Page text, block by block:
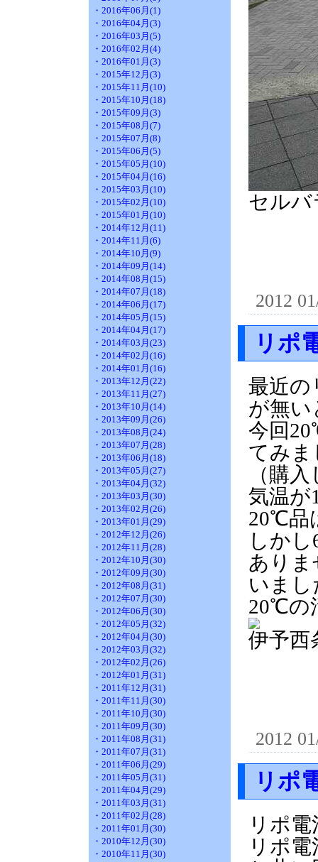
・2016年06月(1)
・2016年04月(3)
・2016年03月(5)
・2016年02月(4)
・2016年01月(3)
・2015年12月(3)
・2015年11月(10)
・2015年10月(18)
・2015年09月(3)
・2015年08月(7)
・2015年07月(8)
・2015年06月(5)
・2015年05月(10)
・2015年04月(16)
・2015年03月(10)
・2015年02月(10)
・2015年01月(10)
・2014年12月(11)
・2014年11月(6)
・2014年10月(9)
・2014年09月(14)
・2014年08月(15)
・2014年07月(18)
・2014年06月(17)
・2014年05月(15)
・2014年04月(17)
・2014年03月(23)
・2014年02月(16)
・2014年01月(16)
・2013年12月(22)
・2013年11月(27)
・2013年10月(14)
・2013年09月(26)
・2013年08月(24)
・2013年07月(28)
・2013年06月(18)
・2013年05月(27)
・2013年04月(32)
・2013年03月(30)
・2013年02月(26)
・2013年01月(29)
・2012年12月(26)
・2012年11月(28)
・2012年10月(30)
・2012年09月(30)
・2012年08月(31)
・2012年07月(30)
・2012年06月(30)
・2012年05月(32)
・2012年04月(30)
・2012年03月(32)
・2012年02月(26)
・2012年01月(31)
・2011年12月(31)
・2011年11月(30)
・2011年10月(30)
・2011年09月(30)
・2011年08月(31)
・2011年07月(31)
・2011年06月(29)
・2011年05月(31)
・2011年04月(29)
・2011年03月(31)
・2011年02月(28)
・2011年01月(30)
・2010年12月(30)
・2010年11月(30)
セル
2012
リポ
最近の
が無い
今回
てみま
（購
気温が
20℃品
しか
あり
いまし
20℃の
伊予西
2012
リポ
リポ
リポ